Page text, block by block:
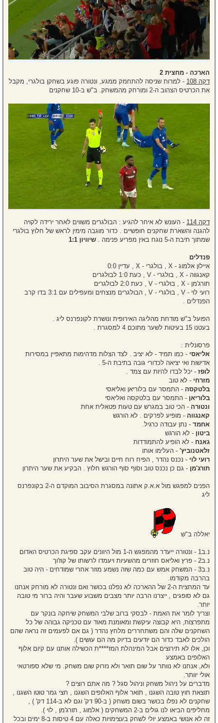
הארכה - מחצית 2
דקה 108
- למרות שניסה להתחמק ממגע, ונטורה פוגע בשחקן בולגרי, מקבל
את הכרטיס הצהוב ה-2 ומורחק מהמשחק. ב"ש ב-10 שחקנים
דקה 114
- העונש לא איחר להגיע : הבולגרים משווים לאחר ירידה לקויה
להגנה והשארת שחקנים חופשיים . כדור מוגבה מימין לראש של חלוץ בולגרי
שמתוך תיבת ה-5 נוגח באין מפריע פנימה .
שיוויון 1:1
פנדלים
איילון אלמוג - X , בולגרי - X , עדיין 0:0
קאנגווה - X , בולגרי - V , כעת 1:0 לבולגרים
תורג'מן - X , בולגרי - V , כעת 2:0 לבולגרים
רועי לוי - V , בולגרי - V , הבולגרים מנצחים ומעפילים עם 3:1 בדו קרב
הפנדלים .
הפועל ב"ש מודחת מהליגה האירופית ונושרת לקונפרנס ליג .
בעטנו 15 בעיטות לשער מתוכם 4 למסגרת .
פרסונלית :
אליאסי- כמו תמיד - לא יציב . לצד הצלות מדהימות מתאפיין במסירות
אדישות ואי יציאה לכדורי גובה בתיבת ה-5 .
לופז- יכל לבדו להיות עם צמד .
מזרחי- לא טוב
בלטקסה- התמסר עם בלוריאן ואליאסי
בלוריאן- התמסר עם בלטקסה ואליאסי
ונטורה- הכי טוב במגרש עם טעות פטאלית אחת
קאנגווה- מופיע לפרקים . לא הורגש
אחמד- נתן עבודה כרגיל.
ביטון- לא הורגש
גאנח- לא הופיע להתמודדות
זלאטנוביץ'- העלימו אותו
רועי לוי- נכנס נהדר , הפיח רוח חיים ובישל את שער היתרון
תורג'מן- גם כן נכנס טוב וסוף סוף הורגש חלוץ . הבקיע את שער היתרון
הפנים למפגש מול א.א.ק אתונה במסגרת הסיבוב המוקדם ה-2 בקונפרנס
ליג
יאללה ב"ש
נ.ב1 - ונטורה ייעדר מהמפגש ה-1 מול היוונים עקב ספיגת הכרטיס האדום
נ.ב2 - פרץ ואליאס חוזרים מהשעיות ויעמדו לרשותו של קוז'וך
נ.ב3 - המשחק אמש עם כמה שזה נשמע מוזר אחרי שמודחים - היה טוב
בהרבה מקודמו.
עד המחצית ה-2 של ההארכה לא נפלנו בכושר ואם ונטורה לא מורחק אנחנו
גם לא סופגים , ייצרנו הרבה יותר מצבים משבוע שעבר והיה ברור מי טובה
יותר.
וצריך לומר את האמת - לבסקי ברוב שלבי המשחק שיחקה בונקר עם
מתפרצות, היא קבוצה עיקשת ומאומנת מאוד עם טכניקה גבוהה של כל
השחקנים שלה והם משתחררים מלחץ נהדר ( גם אם לפעמים זה נראה שהם
הולכים לאבד כדור הם יודעים בדיוק מה הם עושים ).
וכן, אלו לא תירוצים אבל המינהלת המז****ת הכשילה אותנו עם קיום אלוף
האלופים באמצע
ולא, אנחנו לא נוותר על שום תואר ולא נזרוק שום משחק. מי שלא ספורטאי
אולי יוותר.
מדברים על ניהול משחק וניהול סגל ? מה אתם רוצים ?
תוצאת חוץ טובה השגנו , תואר אלוף האלופים השגנו , חצי גמר טוטו השגנו ,
שחקנים לא נפלו בכושר בשום משחק ( ב-90 דק' וגם לא ב-114 דק' ) ,
מחליפים הביאו לנו גולים ב-2 המשחקים ( אלמוג , תורג'מן , לוי ).
זה לא אנושי באמצע יולי לשחק בעצימויות כאלה עם 4 טיסות ב-8 ימים ובכל